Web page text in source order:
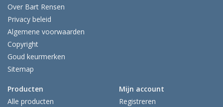
Over Bart Rensen
Privacy beleid
Algemene voorwaarden
Copyright
Goud keurmerken
Sitemap
Producten
Alle producten
Mijn account
Registreren